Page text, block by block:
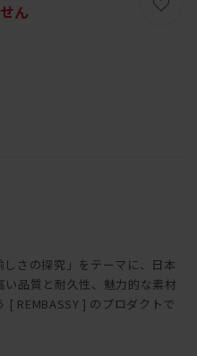
ん
しさの探究」をテーマに、日本
品質と耐久性、魅力的な素材
REMBASSY ] のプロダクトで